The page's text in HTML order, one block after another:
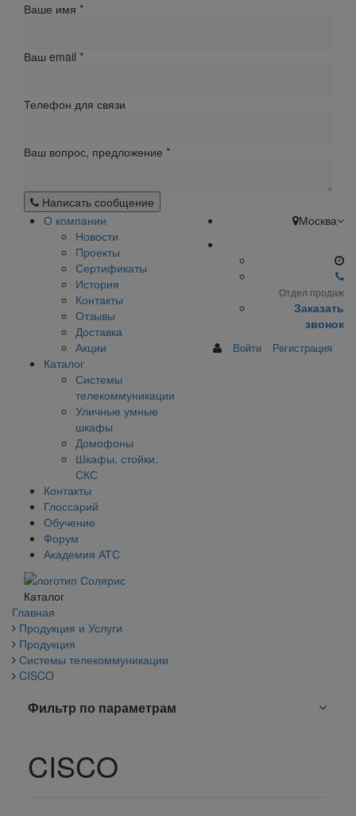
Ваше имя *
Ваш email *
Телефон для связи
Ваш вопрос, предложение *
Написать сообщение
О компании
Новости
Проекты
Сертификаты
История
Контакты
Отзывы
Доставка
Акции
Каталог
Системы
телекоммуникации
Уличные умные
шкафы
Домофоны
Шкафы, стойки,
СКС
Контакты
Глоссарий
Обучение
Форум
Академия АТС
Москва
Отдел продаж
Заказать
звонок
Войти Регистрация
Каталог
Главная
Продукция и Услуги
Продукция
Системы телекоммуникации
CISCO
Фильтр по параметрам
CISCO